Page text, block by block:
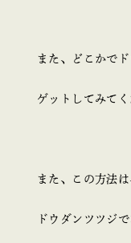
また、どこかで
ゲットしてみて
また、この方法は
ドウダンツツジ